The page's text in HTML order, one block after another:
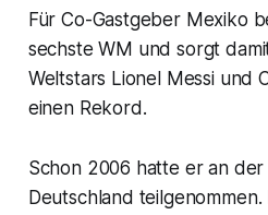
Für Co-Gastgeber Mexiko
sechste WM und sorgt
Weltstars Lionel Messi und
einen Rekord.
Schon 2006 hatte er an
Deutschland